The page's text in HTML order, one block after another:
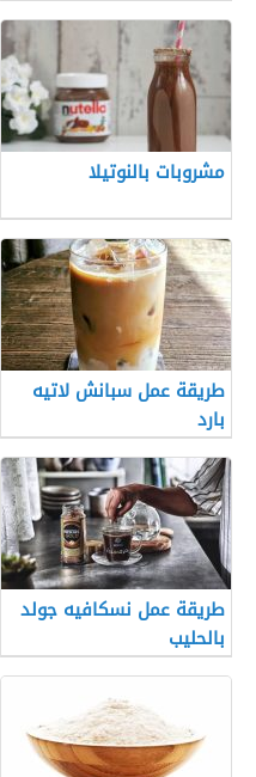
مشروبات بالنوتيلا
طريقة عمل سبانش لاتيه
بارد
طريقة عمل نسكافيه جولد
بالحليب